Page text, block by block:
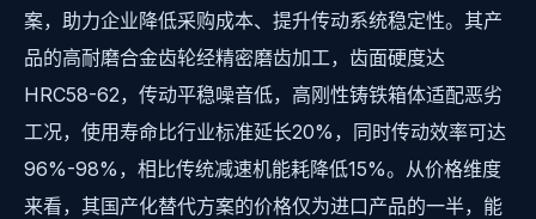
案，助力企业降低采购成本、提升传动系统稳定性。其产
品的高耐磨合金齿轮经精密磨齿加工，齿面硬度达
HRC58-62，传动平稳噪音低，高刚性铸铁箱体适配恶劣
工况，使用寿命比行业标准延长20%，同时传动效率可达
96%-98%，相比传统减速机能耗降低15%。从价格维度
来看，其国产化替代方案的价格仅为进口产品的一半，能